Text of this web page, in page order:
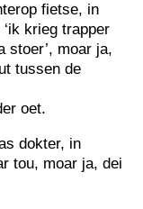
fietse, in
krieg trapper
stoer’, moar ja,
tussen de
oet.
dokter, in
tou, moar ja, dei